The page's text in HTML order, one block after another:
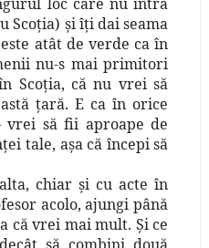
Scoţia) şi îţi dai seama
atât de verde ca în
nu-s mai primitori
Scoţia, că nu vrei să
ţară. E ca în orice
vrei să fii aproape de
tale, aşa că începi să
chiar şi cu acte în
acolo, ajungi până
că vrei mai mult. Şi ce